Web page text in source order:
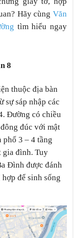
Hãy cùng Văn
tìm hiểu ngay
8
thuộc địa bàn
sự sáp nhập các
Đường có chiều
đúc với mật
phố 3 – 4 tầng
gia đình. Tuy
Đình được đánh
để sinh sống